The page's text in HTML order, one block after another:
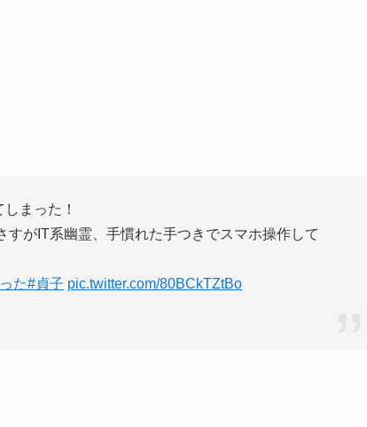
まった！
がIT系幽霊、手慣れた手つきでスマホ操作して
た#貞子 pic.twitter.com/80BCkTZtBo